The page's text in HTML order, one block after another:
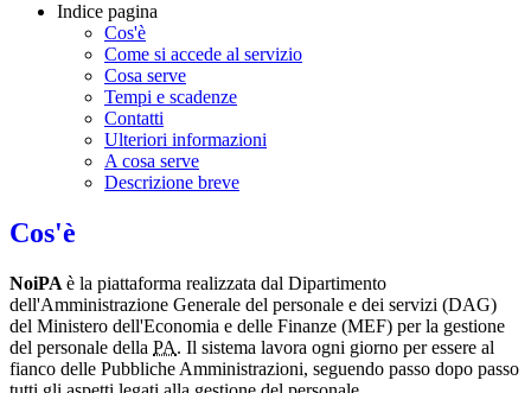
Indice pagina
Cos'è
Come si accede al servizio
Cosa serve
Tempi e scadenze
Contatti
Ulteriori informazioni
A cosa serve
Descrizione breve
Cos'è
NoiPA è la piattaforma realizzata dal Dipartimento
dell'Amministrazione Generale del personale e dei servizi (DAG)
del Ministero dell'Economia e delle Finanze (MEF) per la gestione
del personale della PA. Il sistema lavora ogni giorno per essere al
fianco delle Pubbliche Amministrazioni, seguendo passo dopo passo